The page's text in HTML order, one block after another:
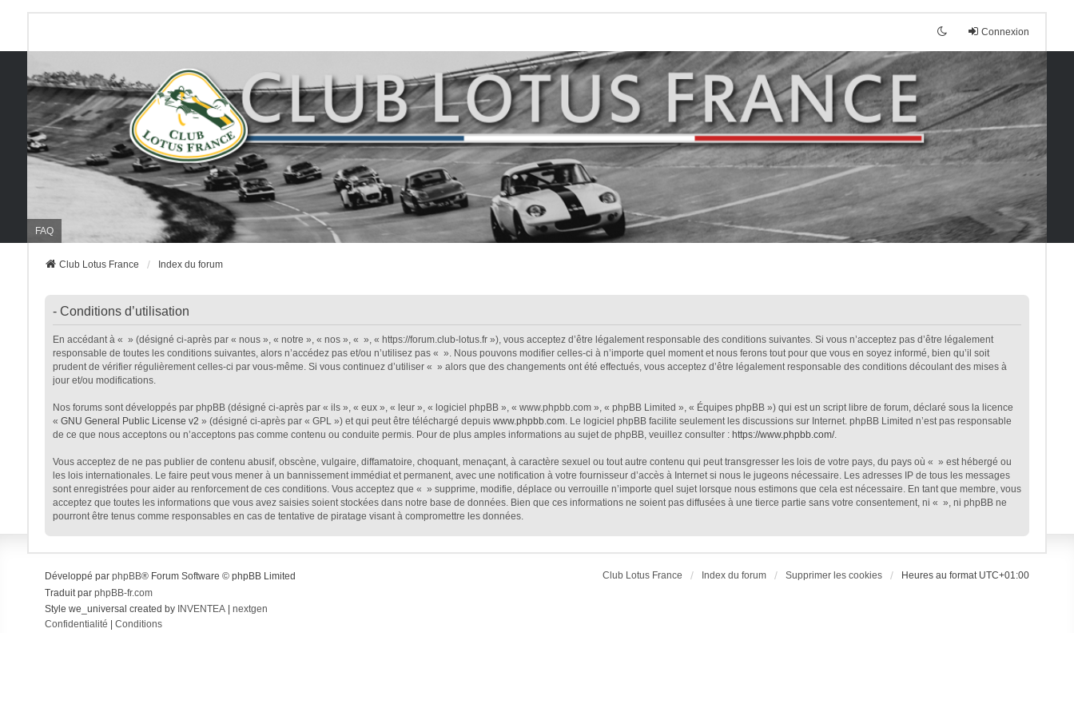
Connexion
FAQ
Club Lotus France Index du forum
- Conditions d’utilisation
En accédant à « » (désigné ci-après par « nous », « notre », « nos », « », « https://forum.club-lotus.fr »), vous acceptez d’être légalement responsable des conditions suivantes. Si vous n’acceptez pas d’être légalement
responsable de toutes les conditions suivantes, alors n’accédez pas et/ou n’utilisez pas « ». Nous pouvons modifier celles-ci à n’importe quel moment et nous ferons tout pour que vous en soyez informé, bien qu’il soit
prudent de vérifier régulièrement celles-ci par vous-même. Si vous continuez d’utiliser « » alors que des changements ont été effectués, vous acceptez d’être légalement responsable des conditions découlant des mises à
jour et/ou modifications.
Nos forums sont développés par phpBB (désigné ci-après par « ils », « eux », « leur », « logiciel phpBB », « www.phpbb.com », « phpBB Limited », « Équipes phpBB ») qui est un script libre de forum, déclaré sous la licence
« GNU General Public License v2 » (désigné ci-après par « GPL ») et qui peut être téléchargé depuis www.phpbb.com. Le logiciel phpBB facilite seulement les discussions sur Internet. phpBB Limited n’est pas responsable
de ce que nous acceptons ou n’acceptons pas comme contenu ou conduite permis. Pour de plus amples informations au sujet de phpBB, veuillez consulter : https://www.phpbb.com/.
Vous acceptez de ne pas publier de contenu abusif, obscène, vulgaire, diffamatoire, choquant, menaçant, à caractère sexuel ou tout autre contenu qui peut transgresser les lois de votre pays, du pays où « » est hébergé ou
les lois internationales. Le faire peut vous mener à un bannissement immédiat et permanent, avec une notification à votre fournisseur d’accès à Internet si nous le jugeons nécessaire. Les adresses IP de tous les messages
sont enregistrées pour aider au renforcement de ces conditions. Vous acceptez que « » supprime, modifie, déplace ou verrouille n’importe quel sujet lorsque nous estimons que cela est nécessaire. En tant que membre, vous
acceptez que toutes les informations que vous avez saisies soient stockées dans notre base de données. Bien que ces informations ne soient pas diffusées à une tierce partie sans votre consentement, ni « », ni phpBB ne
pourront être tenus comme responsables en cas de tentative de piratage visant à compromettre les données.
Club Lotus France Index du forum Supprimer les cookies Heures au format UTC+01:00
Développé par phpBB® Forum Software © phpBB Limited
Traduit par phpBB-fr.com
Style we_universal created by INVENTEA| nextgen
Confidentialité
Conditions